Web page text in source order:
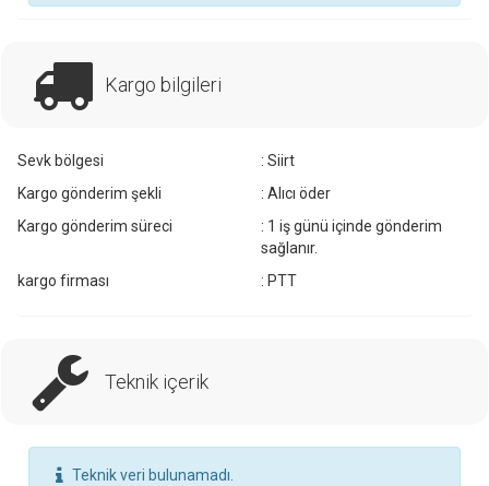
Kargo bilgileri
Sevk bölgesi
: Siirt
Kargo gönderim şekli
: Alıcı öder
Kargo gönderim süreci
: 1 iş günü içinde gönderim
sağlanır.
kargo firması
: PTT
Teknik içerik
Teknik veri bulunamadı.